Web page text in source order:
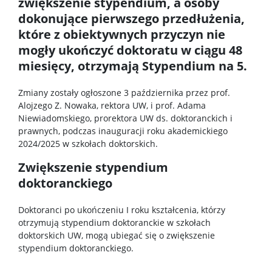
Ubezpieczenie zdrowotne
Dokumenty do pobrania
Pracownicy
Intranet
Spis pracowników
Strony prywatne
Badania i nauka
dokonujące pierwszego przedłużenia,
które z obiektywnych przyczyn nie
mogły ukończyć doktoratu w ciągu 48
miesięcy, otrzymają Stypendium na 5.
Zmiany zostały ogłoszone 3 października przez prof.
Alojzego Z. Nowaka, rektora UW, i prof. Adama
Niewiadomskiego, prorektora UW ds. doktoranckich i
prawnych, podczas inauguracji roku akademickiego
2024/2025 w szkołach doktorskich.
Zwiększenie stypendium
doktoranckiego
Doktoranci po ukończeniu I roku kształcenia, którzy
otrzymują stypendium doktoranckie w szkołach
doktorskich UW, mogą ubiegać się o zwiększenie
stypendium doktoranckiego.